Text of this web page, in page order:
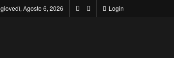
giovedì, Agosto 6, 2026 Login